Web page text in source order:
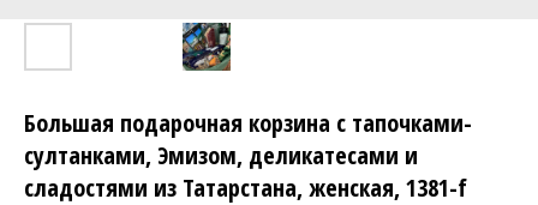
Большая подарочная корзина с тапочками-
султанками, Эмизом, деликатесами и
сладостями из Татарстана, женская, 1381-f